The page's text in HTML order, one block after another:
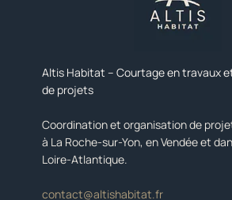
Altis Habitat – Courtage en travaux
de projets
Coordination et organisation de
à La Roche-sur-Yon, en Vendée et
Loire-Atlantique.
contact@altishabitat.fr